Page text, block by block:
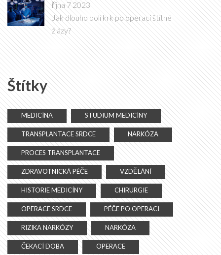
října 7 2023
Jak dlouho bolí krk po operaci štítné
žlázy?
Štítky
MEDICÍNA STUDIUM MEDICÍNY
TRANSPLANTACE SRDCE NARKÓZA
PROCES TRANSPLANTACE
ZDRAVOTNICKÁ PÉČE VZDĚLÁNÍ
HISTORIE MEDICÍNY CHIRURGIE
OPERACE SRDCE PÉČE PO OPERACI
RIZIKA NARKÓZY NARKÓZA
ČEKACÍ DOBA OPERACE